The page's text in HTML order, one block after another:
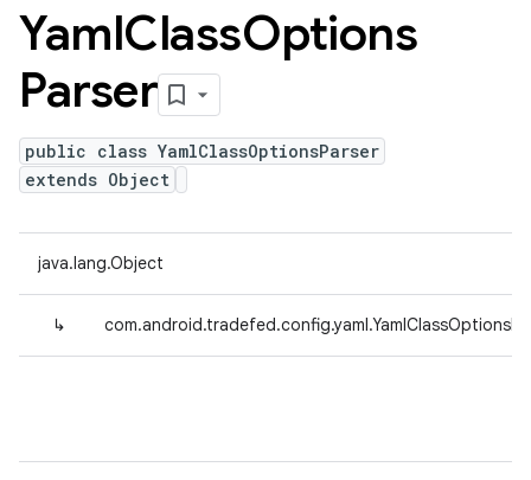
YamlClassOptions
Parser
public class YamlClassOptionsParser
extends Object
java.lang.Object
↳